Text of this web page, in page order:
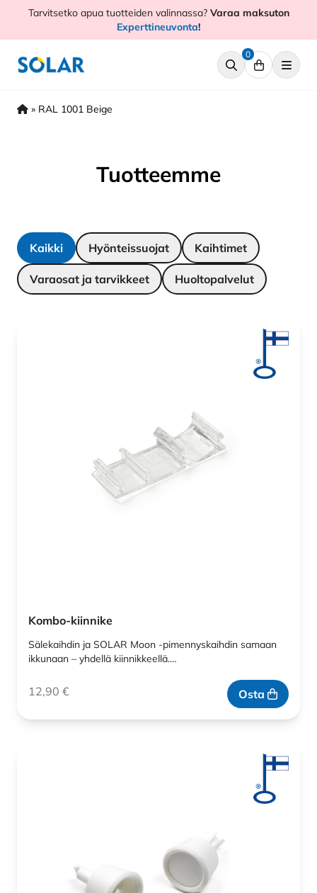
HyppääTarvitsetko apua tuotteiden valinnassa?Varaa maksuton
Experttineuvonta!
0
» RAL 1001 Beige
Tuotteemme
Kaikki Hyönteissuojat Kaihtimet
Varaosat ja tarvikkeet Huoltopalvelut
Kombo-kiinnike
Sälekaihdin ja SOLAR Moon -pimennyskaihdin samaan
ikkunaan – yhdellä kiinnikkeellä.…
12,90 € Osta